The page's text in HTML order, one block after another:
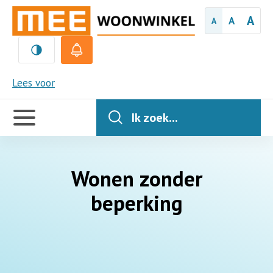
A A A
Lees voor
MEE
Handige
links
Ik zoek...
Wonen zonder
beperking